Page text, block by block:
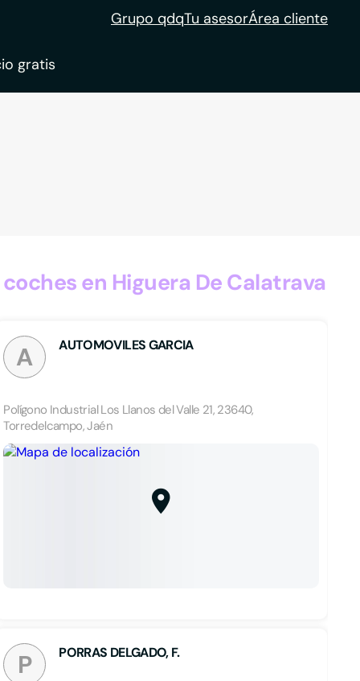
Grupo qdqTu asesorÁrea cliente
gratis
en Higuera De Calatrava
A AUTOMOVILES GARCIA
Polígono Industrial Los Llanos del Valle 21, 23640,
Torredelcampo, Jaén
P PORRAS DELGADO, F.